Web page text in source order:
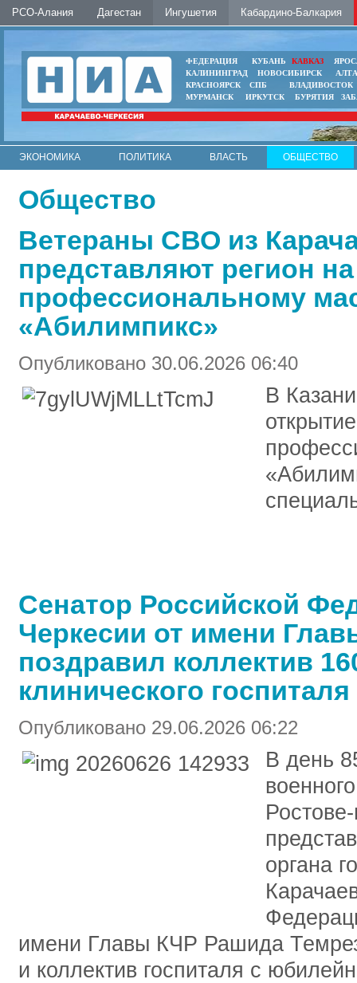
РСО-Алания Дагестан Ингушетия Кабардино-Балкария
ФЕДЕРАЦИЯ КУБАНЬ КАВКАЗ
КАЛИНИНГРАД
НОВОСИБИРСК
КРАСНОЯРСК
СПБ
ВЛАДИВОСТОК
МУРМАНСК
ИРКУТСК БУРЯТИЯ
ЭКОНОМИКА ПОЛИТИКА ВЛАСТЬ
ОБЩЕСТВО
Общество
Ветераны СВО из
представляют регион
профессиональному
«Абилимпикс»
Опубликовано 30.06.2026 06:40
В
Сенатор Российской
Черкесии от имени
поздравил коллектив
клинического
Опубликовано 29.06.2026 06:22
В день
органа
имени Главы КЧР Рашида
и коллектив госпиталя с